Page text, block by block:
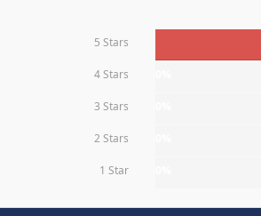
5 Stars
4 Stars
3 Stars
2 Stars
1 Star